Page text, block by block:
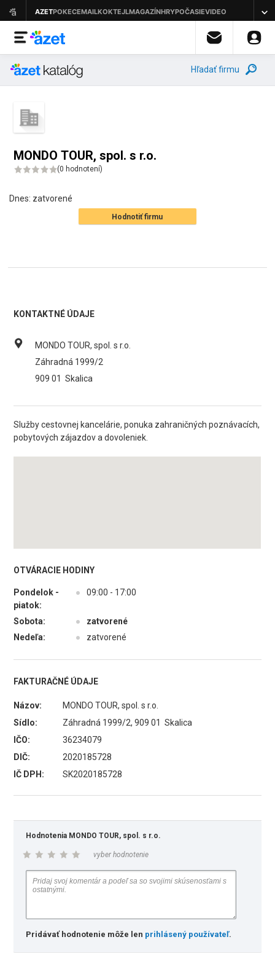
Hľadať firmu
MONDO TOUR, spol. s r.o.
(0 hodnotení)
Dnes: zatvorené
Hodnotiť firmu
KONTAKTNÉ ÚDAJE
MONDO TOUR, spol. s r.o.
Záhradná 1999/2
909 01 Skalica
Služby cestovnej kancelárie, ponuka zahraničných poznávacích,
pobytových zájazdov a dovoleniek.
OTVÁRACIE HODINY
Pondelok -
piatok:
● 09:00 - 17:00
Sobota: ●
zatvorené
Nedeľa:
● zatvorené
FAKTURAČNÉ ÚDAJE
Názov:
MONDO TOUR, spol. s r.o.
Sídlo:
Záhradná 1999/2, 909 01 Skalica
IČO:
36234079
DIČ:
2020185728
IČ DPH:
SK2020185728
Hodnotenia MONDO TOUR, spol. s r.o.
vyber hodnotenie
Pridávať hodnotenie môže len prihlásený používateľ.